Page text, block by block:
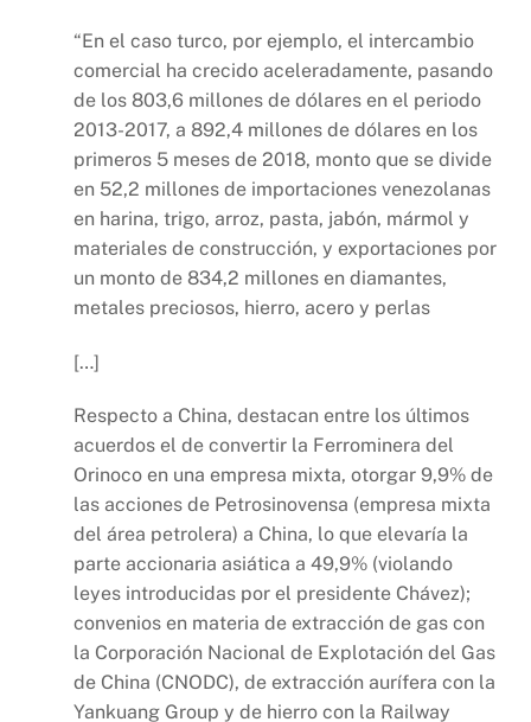
“En el caso turco, por ejemplo, el intercambio
comercial ha crecido aceleradamente, pasando
de los 803,6 millones de dólares en el periodo
2013-2017, a 892,4 millones de dólares en los
primeros 5 meses de 2018, monto que se divide
en 52,2 millones de importaciones venezolanas
en harina, trigo, arroz, pasta, jabón, mármol y
materiales de construcción, y exportaciones por
un monto de 834,2 millones en diamantes,
metales preciosos, hierro, acero y perlas
[…]
Respecto a China, destacan entre los últimos
acuerdos el de convertir la Ferrominera del
Orinoco en una empresa mixta, otorgar 9,9% de
las acciones de Petrosinovensa (empresa mixta
del área petrolera) a China, lo que elevaría la
parte accionaria asiática a 49,9% (violando
leyes introducidas por el presidente Chávez);
convenios en materia de extracción de gas con
la Corporación Nacional de Explotación del Gas
de China (CNODC), de extracción aurífera con la
Yankuang Group y de hierro con la Railway